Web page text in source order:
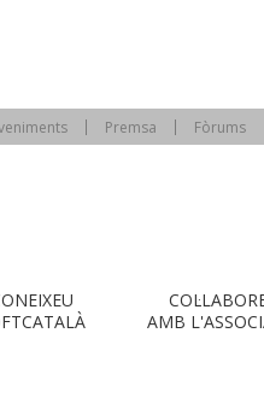
Premsa Fòrums
AMB